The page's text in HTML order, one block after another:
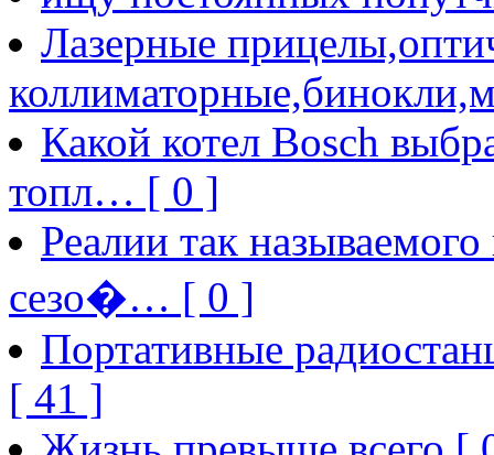
Лазерные
Какой котел Bosch
топл… [ 0 ]
Реалии так
сезо�… [ 0 ]
Портативные
[ 41 ]